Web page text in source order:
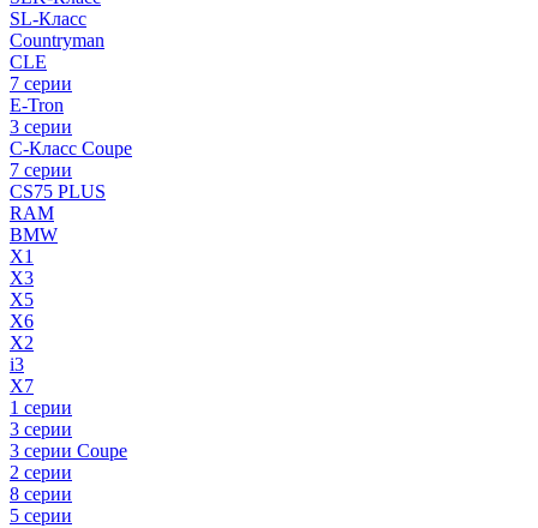
SL-Класс
Countryman
CLE
7 серии
E-Tron
3 серии
C-Класс Coupe
7 серии
CS75 PLUS
RAM
BMW
X1
X3
X5
X6
X2
i3
X7
1 серии
3 серии
3 серии Coupe
2 серии
8 серии
5 серии